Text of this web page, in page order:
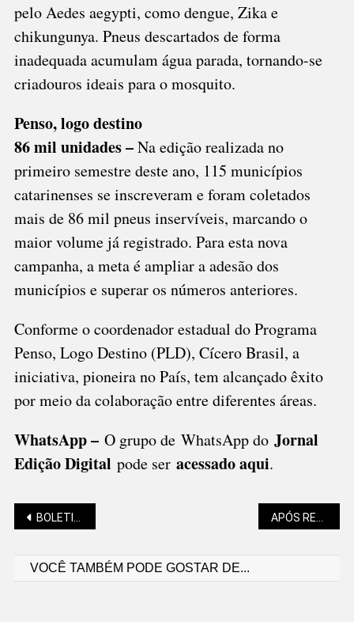
pelo Aedes aegypti, como dengue, Zika e
chikungunya. Pneus descartados de forma
inadequada acumulam água parada, tornando-se
criadouros ideais para o mosquito.
Penso, logo destino
86 mil unidades –Na edição realizada no
primeiro semestre deste ano, 115 municípios
catarinenses se inscreveram e foram coletados
mais de 86 mil pneus inservíveis, marcando o
maior volume já registrado. Para esta nova
campanha, a meta é ampliar a adesão dos
municípios e superar os números anteriores.
Conforme o coordenador estadual do Programa
Penso, Logo Destino (PLD), Cícero Brasil, a
iniciativa, pioneira no País, tem alcançado êxito
por meio da colaboração entre diferentes áreas.
WhatsApp – O grupo de WhatsApp doJornal
Edição Digital pode ser acessado aqui.
Navegação
BOLETIM DO SINE INFORMA DEZENAS DE VAGAS EM VÁRIOS BAIRROS
VOCÊ TAMBÉM PODE GOSTAR DE...